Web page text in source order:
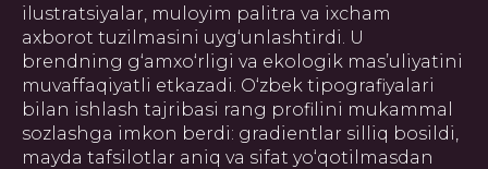
ilustratsiyalar, muloyim palitra va ixcham
axborot tuzilmasini uyg‘unlashtirdi. U
brendning g‘amxo‘rligi va ekologik mas’uliyatini
muvaffaqiyatli etkazadi. O‘zbek tipografiyalari
bilan ishlash tajribasi rang profilini mukammal
sozlashga imkon berdi: gradientlar silliq bosildi,
mayda tafsilotlar aniq va sifat yo‘qotilmasdan
Создание, поддержка и
продвижение сайтов в Узбекистане
ГЛАВНАЯ О НАС УПАКОВКА
ПОЛИГРАФИЯ
БАННЕРЫ INSTAGRAM ПРЕЗЕНТАЦИИ САЙТЫ
ПОЛЬЗОВАТЕЛЬСКОЕ
СОГЛАШЕНИЕ